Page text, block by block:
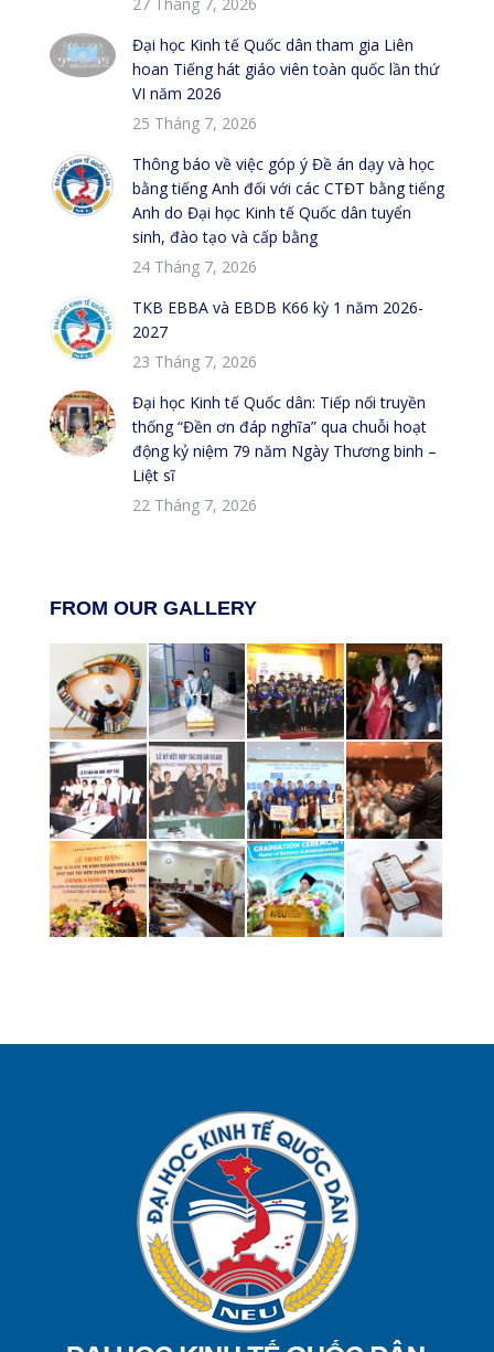
Đại học Kinh tế Quốc dân tham gia Liên
hoan Tiếng hát giáo viên toàn quốc lần thứ
VI năm 2026
25 Tháng 7, 2026
Thông báo về việc góp ý Đề án dạy và học
bằng tiếng Anh đối với các CTĐT bằng tiếng
Anh do Đại học Kinh tế Quốc dân tuyển
sinh, đào tạo và cấp bằng
24 Tháng 7, 2026
TKB EBBA và EBDB K66 kỳ 1 năm 2026-
2027
23 Tháng 7, 2026
Đại học Kinh tế Quốc dân: Tiếp nối truyền
thống “Đền ơn đáp nghĩa” qua chuỗi hoạt
động kỷ niệm 79 năm Ngày Thương binh –
Liệt sĩ
22 Tháng 7, 2026
FROM OUR GALLERY